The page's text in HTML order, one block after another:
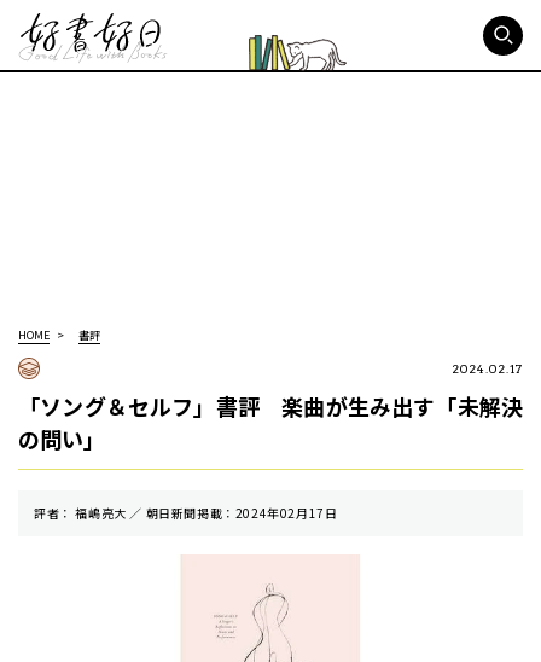
HOME 書評
2024.02.17
「ソング＆セルフ」書評 楽曲が生み出す「未解決
の問い」
評者： 福嶋亮大 ／ 朝⽇新聞掲載：2024年02月17日